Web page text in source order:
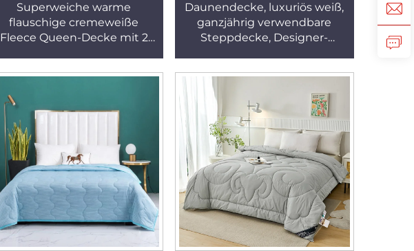
Superweiche warme
flauschige cremeweiße
Fleece Queen-Decke mit 2
Daunendecke, luxuriös weiß,
ganzjährig verwendbare
Steppdecke, Designer-